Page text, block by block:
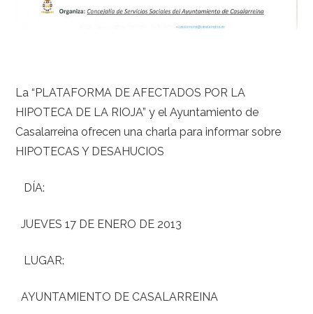
La “PLATAFORMA DE AFECTADOS POR LA
HIPOTECA DE LA RIOJA” y el Ayuntamiento de
Casalarreina ofrecen una charla para informar sobre
HIPOTECAS Y DESAHUCIOS
DÍA:
JUEVES 17 DE ENERO DE 2013
LUGAR:
AYUNTAMIENTO DE CASALARREINA